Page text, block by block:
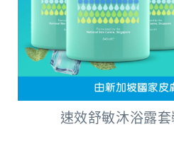
速效舒敏沐浴露